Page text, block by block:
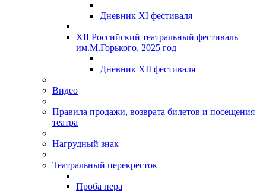
Дневник XI фестиваля
XII Российский театральный фестиваль
им.М.Горького, 2025 год
Дневник XII фестиваля
Видео
Правила продажи, возврата билетов и посещения
театра
Нагрудный знак
Театральный перекресток
Проба пера